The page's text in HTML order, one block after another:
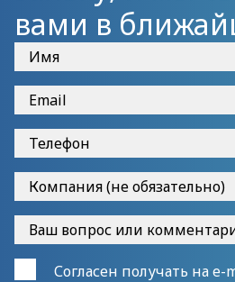
вами в
Согласен получать на e-